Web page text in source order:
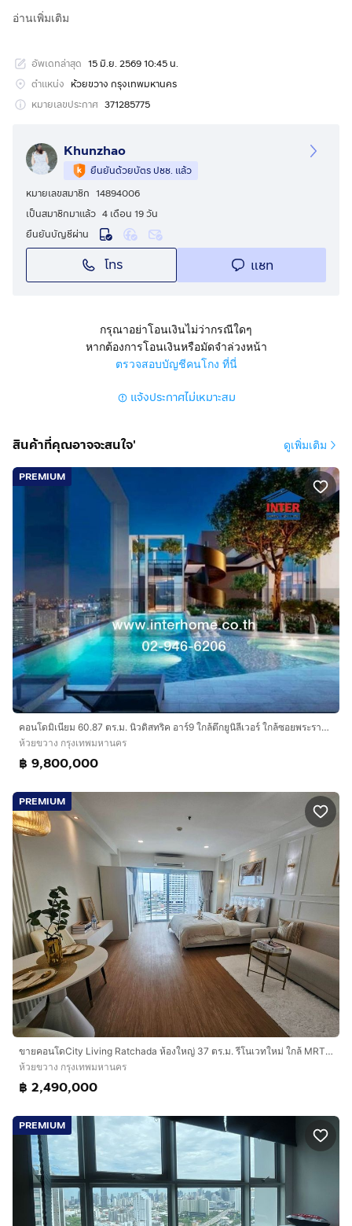
• 10th floor
• Fully furnished with electrical appliances
• Ready to move in
• Swimming pool
• Fitness center
• Co-working space
• Garden & relaxation areas
• 24-hour security
• Parking
💰 Rent: 30,000 THB/month
📲 For more information or to schedule a viewing:
Chat / Line / Call:กดเพื่อดูเบอร์โทร xxxxxx315
อ่านเพิ่มเติม
อัพเดทล่าสุด 15 มิ.ย. 2569 10:45 น.
ตำแหน่ง ห้วยขวาง กรุงเทพมหานคร
หมายเลขประกาศ 371285775
Khunzhao
ยืนยันด้วยบัตร ปชช. แล้ว
หมายเลขสมาชิก 14894006
เป็นสมาชิกมาแล้ว 4 เดือน 19 วัน
ยืนยันบัญชีผ่าน
โทร แชท
กรุณาอย่าโอนเงินไม่ว่ากรณีใดๆ
หากต้องการโอนเงินหรือมัดจำล่วงหน้า
ตรวจสอบบัญชีคนโกง ที่นี่
แจ้งประกาศไม่เหมาะสม
สินค้าที่คุณอาจจะสนใจ' ดูเพิ่มเติม
PREMIUM
คอนโดมิเนียม 60.87 ตร.ม. นิวดิสทริค อาร์9 ใกล้ตึกยูนิลีเวอร์ ใกล้ซอยพระราม9 ซอย5 ถนนพระราม9 ถนนรัชดาภิเษก เขตห้วยขวาง กรุงเทพมหานคร
ห้วยขวาง กรุงเทพมหานคร
฿ 9,800,000
PREMIUM
ขายคอนโดCity Living Ratchada ห้องใหญ่ 37 ตร.ม. รีโนเวทใหม่ ใกล้ MRT ห้วยขวาง วิวเมือง พร้อมอยู่
ห้วยขวาง กรุงเทพมหานคร
฿ 2,490,000
PREMIUM